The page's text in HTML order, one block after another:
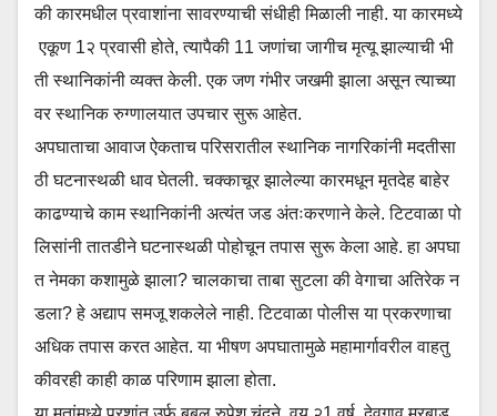
की कारमधील प्रवाशांना सावरण्याची संधीही मिळाली नाही. या कारमध्ये
एकूण 1२ प्रवासी होते, त्यापैकी 11 जणांचा जागीच मृत्यू झाल्याची भी
ती स्थानिकांनी व्यक्त केली. एक जण गंभीर जखमी झाला असून त्याच्या
वर स्थानिक रुग्णालयात उपचार सुरू आहेत.
अपघाताचा आवाज ऐकताच परिसरातील स्थानिक नागरिकांनी मदतीसा
ठी घटनास्थळी धाव घेतली. चक्काचूर झालेल्या कारमधून मृतदेह बाहेर
काढण्याचे काम स्थानिकांनी अत्यंत जड अंतःकरणाने केले. टिटवाळा पो
लिसांनी तातडीने घटनास्थळी पोहोचून तपास सुरू केला आहे. हा अपघा
त नेमका कशामुळे झाला? चालकाचा ताबा सुटला की वेगाचा अतिरेक न
डला? हे अद्याप समजू शकलेले नाही. टिटवाळा पोलीस या प्रकरणाचा
अधिक तपास करत आहेत. या भीषण अपघातामुळे महामार्गावरील वाहतु
कीवरही काही काळ परिणाम झाला होता.